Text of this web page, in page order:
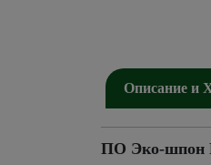
Описание и
ПО Эко-шпон